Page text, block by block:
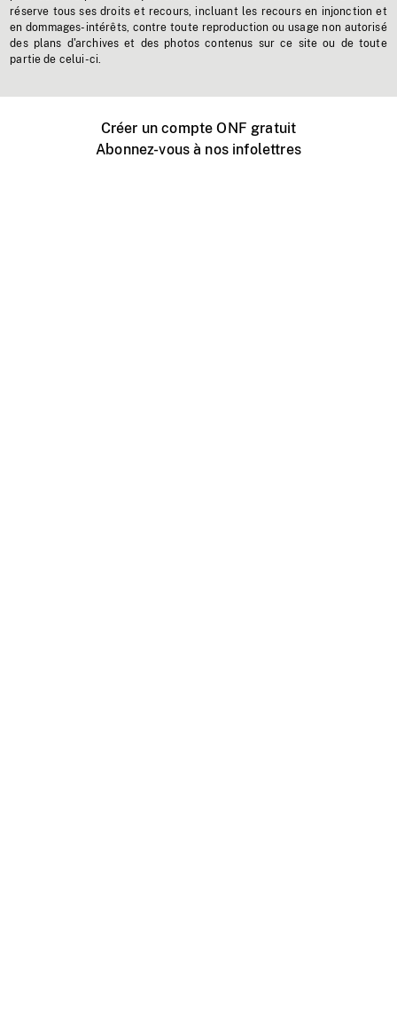
réserve tous ses droits et recours, incluant les recours en injonction et
en dommages-intérêts, contre toute reproduction ou usage non autorisé
des plans d'archives et des photos contenus sur ce site ou de toute
partie de celui-ci.
Créer un compte ONF gratuit
Abonnez-vous à nos infolettres